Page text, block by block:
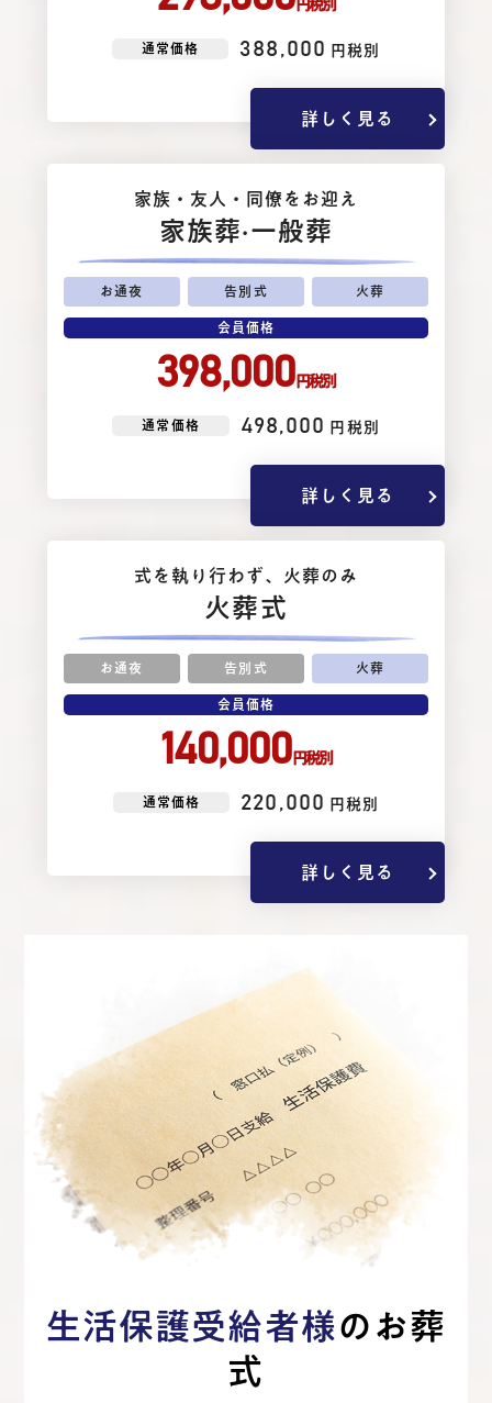
円税別
通常価格 388,000 円税別
詳しく見る
家族・友⼈・同僚をお迎え
家族葬·一般葬
お通夜 告別式 火葬
会員価格
398,000円税別
通常価格 498,000 円税別
詳しく見る
式を執り⾏わず、⽕葬のみ
火葬式
お通夜 告別式 火葬
会員価格
140,000円税別
通常価格 220,000 円税別
詳しく見る
生活保護受給者様のお葬
式